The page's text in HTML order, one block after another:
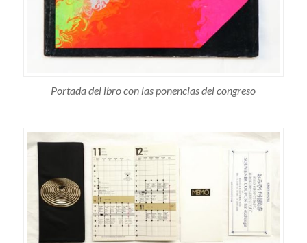
Portada del ibro con las ponencias del congreso